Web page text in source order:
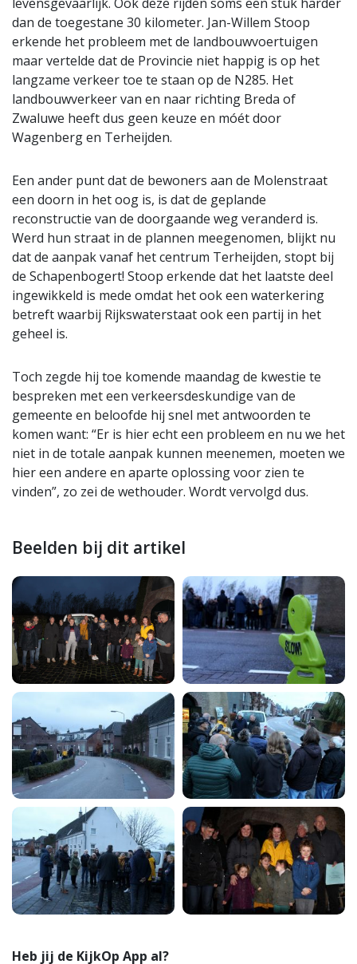
dan de toegestane 30 kilometer. Jan-Willem Stoop
erkende het probleem met de landbouwvoertuigen
maar vertelde dat de Provincie niet happig is op het
langzame verkeer toe te staan op de N285. Het
landbouwverkeer van en naar richting Breda of
Zwaluwe heeft dus geen keuze en móét door
Wagenberg en Terheijden.
Een ander punt dat de bewoners aan de Molenstraat
een doorn in het oog is, is dat de geplande
reconstructie van de doorgaande weg veranderd is.
Werd hun straat in de plannen meegenomen, blijkt nu
dat de aanpak vanaf het centrum Terheijden, stopt bij
de Schapenbogert! Stoop erkende dat het laatste deel
ingewikkeld is mede omdat het ook een waterkering
betreft waarbij Rijkswaterstaat ook een partij in het
geheel is.
Toch zegde hij toe komende maandag de kwestie te
bespreken met een verkeersdeskundige van de
gemeente en beloofde hij snel met antwoorden te
komen want: “Er is hier echt een probleem en nu we het
niet in de totale aanpak kunnen meenemen, moeten we
hier een andere en aparte oplossing voor zien te
vinden”, zo zei de wethouder. Wordt vervolgd dus.
Beelden bij dit artikel
Heb jij de KijkOp App al?